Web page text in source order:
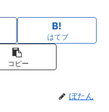
はてブ
コピー
ぼたん